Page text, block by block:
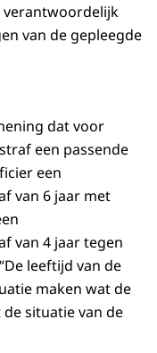
verantwoordelijk
van de gepleegde
dat voor
een passende
een
van 6 jaar met
van 4 jaar tegen
leeftijd van de
maken wat de
situatie van de